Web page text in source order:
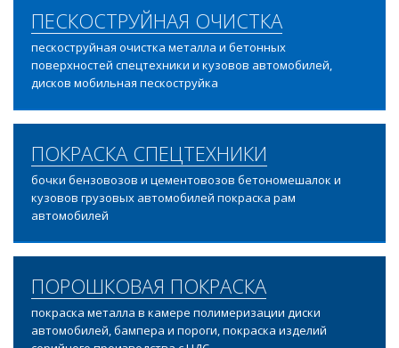
ПЕСКОСТРУЙНАЯ ОЧИСТКА
пескоструйная очистка металла и бетонных
поверхностей спецтехники и кузовов автомобилей,
дисков мобильная пескоструйка
ПОКРАСКА СПЕЦТЕХНИКИ
бочки бензовозов и цементовозов бетономешалок и
кузовов грузовых автомобилей покраска рам
автомобилей
ПОРОШКОВАЯ ПОКРАСКА
покраска металла в камере полимеризации диски
автомобилей, бампера и пороги, покраска изделий